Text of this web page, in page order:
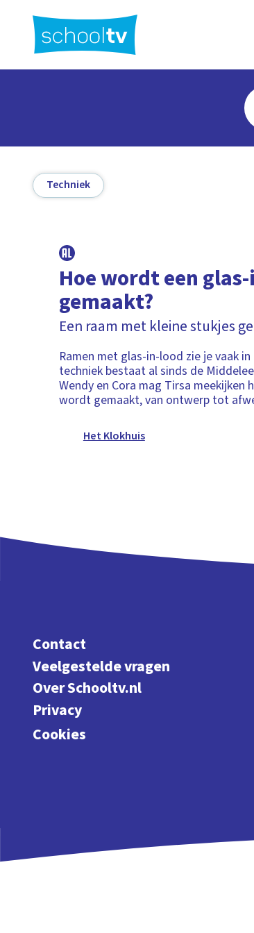
hoofdinhoud
Techniek
Hoe wordt een
gemaakt?
Een raam met kleine stukjes
Ramen met glas-in-lood zie je vaak
techniek bestaat al sinds de
Wendy en Cora mag Tirsa meekijken
wordt gemaakt, van ontwerp tot
Het Klokhuis
Contact
Veelgestelde vragen
Over Schooltv.nl
Privacy
Cookies